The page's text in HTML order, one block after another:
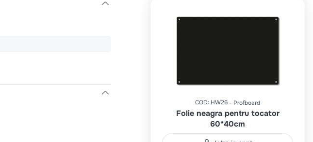
COD: HW26 Profboard
Folie neagra pentru tocator
60*40cm